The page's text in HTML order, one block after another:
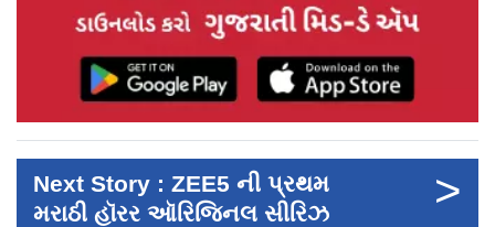
Next Story : ZEE5 ની પ્રથમ
મરાઠી હૉરર ઑરિજિનલ સીરિઝ
>